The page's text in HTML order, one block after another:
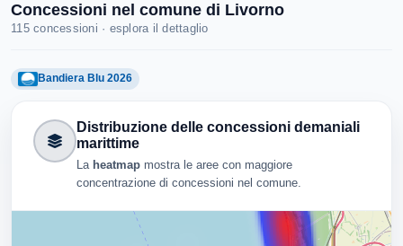
Concessioni nel comune di Livorno
115 concessioni · esplora il dettaglio
Bandiera Blu 2026
Distribuzione delle concessioni demaniali
marittime
La heatmap mostra le aree con maggiore
concentrazione di concessioni nel comune.